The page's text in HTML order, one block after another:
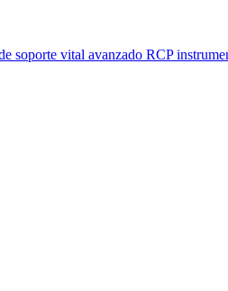
soporte vital avanzado RCP